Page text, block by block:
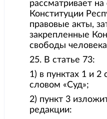
рассматривает на
Конституции
правовые акты,
закрепленные
свободы
25. В статье 73:
1) в пунктах 1 и 2
словом «Суд»;
2) пункт 3
редакции: